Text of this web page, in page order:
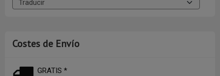
Costes de Envío
GRATIS *